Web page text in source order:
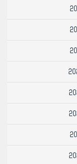
والتكييف
من حيث اللون
أو كامل البناء
وكل ما يتعلق